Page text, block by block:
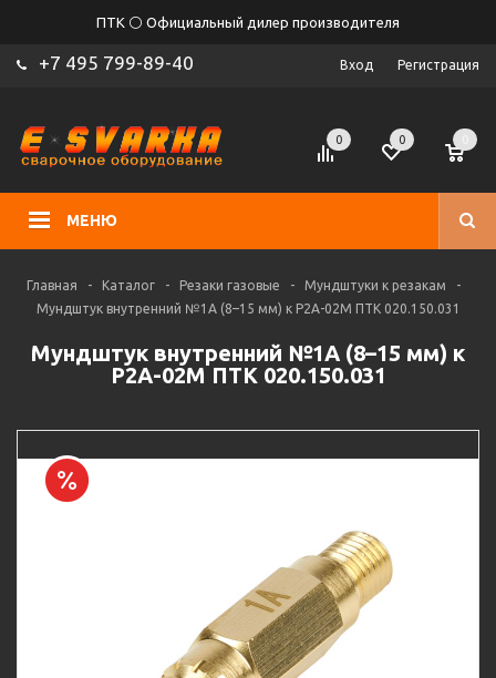
ПТК ⚪ Официальный дилер производителя
+7 495 799-89-40 Вход Регистрация
МЕНЮ
0 0
Главная - Каталог - Резаки газовые - Мундштуки к резакам
-
Мундштук внутренний №1А (8–15 мм) к Р2А-02М ПТК 020.150.031
Мундштук внутренний №1А (8–15 мм) к
Р2А-02М ПТК 020.150.031